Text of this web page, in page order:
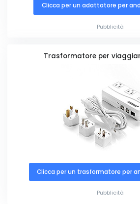
Clicca per un adattatore per
Pubblicità
Trasformatore per
Clicca per un trasformatore per
Pubblicità